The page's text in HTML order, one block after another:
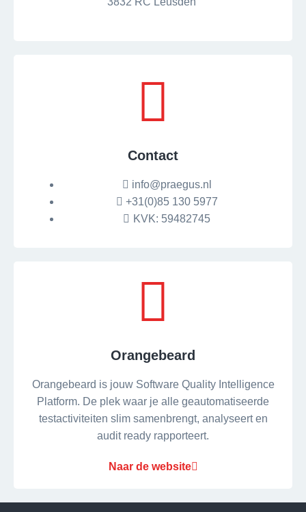
Contact
info@praegus.nl
+31(0)85 130 5977
KVK: 59482745
Orangebeard
Orangebeard is jouw Software Quality Intelligence
Platform. De plek waar je alle geautomatiseerde
testactiviteiten slim samenbrengt, analyseert en
audit ready rapporteert.
Naar de website